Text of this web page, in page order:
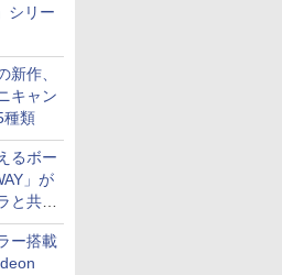
シリー
類
新作、
キャン
種類
るボー
」が
と共同
ー搭載